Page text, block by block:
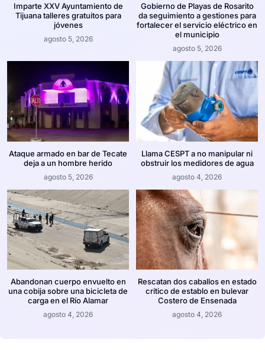
Imparte XXV Ayuntamiento de
Tijuana talleres gratuitos para
jóvenes
agosto 5, 2026
Gobierno de Playas de Rosarito
da seguimiento a gestiones para
fortalecer el servicio eléctrico en
el municipio
agosto 5, 2026
Ataque armado en bar de Tecate
deja a un hombre herido
agosto 5, 2026
Llama CESPT a no manipular ni
obstruir los medidores de agua
agosto 4, 2026
Abandonan cuerpo envuelto en
una cobija sobre una bicicleta de
carga en el Río Alamar
agosto 4, 2026
Rescatan dos caballos en estado
crítico de establo en bulevar
Costero de Ensenada
agosto 4, 2026